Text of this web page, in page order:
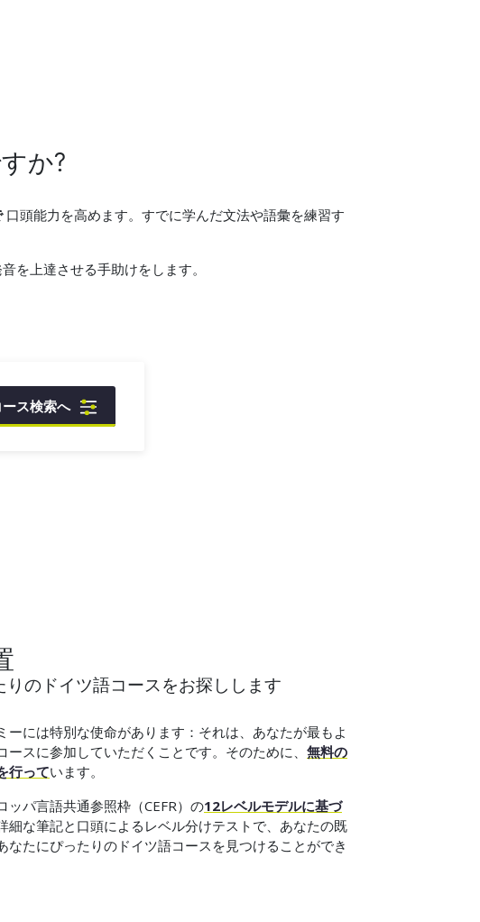
か?
口頭能力を高めます。すでに学んだ文法や語彙を練習す
を上達させる手助けをします。
ース検索へ
りのドイツ語コースをお探しします
ーには特別な使命があります：それは、あなたが最もよ
ースに参加していただくことです。そのために、 無料の
行っています。
ッパ言語共通参照枠（CEFR）の12レベルモデルに基づ
細な筆記と口頭によるレベル分けテストで、あなたの既
なたにぴったりのドイツ語コースを見つけることができ